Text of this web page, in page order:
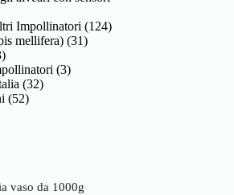
Impollinatori (124)
mellifera) (31)
(3)
(32)
(52)
vaso da 1000g